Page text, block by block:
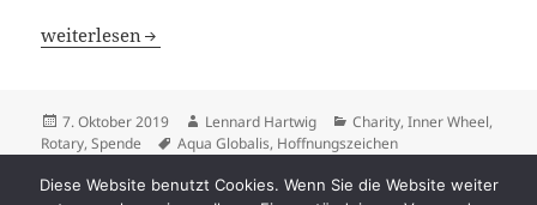
Sauberes Wasser in der Gedächtniskirche, Singen für
weiterlesen
Veröffentlicht
am
7. Oktober 2019 Autor
Lennard Hartwig Kategorien
Charity,Inner Wheel,
Rotary,Spende Schlagwörter
Aqua Globalis, Hoffnungszeichen
Diese Website benutzt Cookies. Wenn Sie die Website weiter